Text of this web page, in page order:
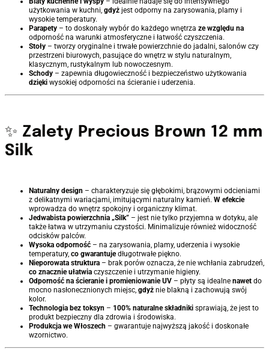
użytkowania w kuchni, gdyż jest odporny na zarysowania, plamy i
wysokie temperatury.
Parapety – to doskonały wybór do każdego wnętrza ze względu na
odporność na warunki atmosferyczne i łatwość czyszczenia.
Stoły – tworzy oryginalne i trwałe powierzchnie do jadalni, salonów czy
przestrzeni biurowych, pasujące do wnętrz w stylu naturalnym,
klasycznym, rustykalnym lub nowoczesnym.
Schody – zapewnia długowieczność i bezpieczeństwo użytkowania
dzięki wysokiej odporności na ścieranie i uderzenia.
✨ Zalety Precious Brown 12 mm
Silk
Naturalny design – charakteryzuje się głębokimi, brązowymi odcieniami
z delikatnymi wariacjami, imitującymi naturalny kamień. W efekcie
wprowadza do wnętrz spokojny i organiczny klimat.
Jedwabista powierzchnia „Silk” – jest nie tylko przyjemna w dotyku, ale
także łatwa w utrzymaniu czystości. Minimalizuje również widoczność
odcisków palców.
Wysoka odporność – na zarysowania, plamy, uderzenia i wysokie
temperatury, co gwarantujedługotrwałe piękno.
Nieporowata struktura – brak porów oznacza, że nie wchłania zabrudzeń,
co znacznie ułatwia czyszczenie i utrzymanie higieny.
Odporność na ścieranie i promieniowanie UV – płyty są idealne nawet do
mocno nasłonecznionych miejsc, gdyż nie blakną i zachowują swój
kolor.
Technologia bez toksyn – 100% naturalne składniki sprawiają, że jest to
produkt bezpieczny dla zdrowia i środowiska.
Produkcja we Włoszech – gwarantuje najwyższą jakość i doskonałe
wzornictwo.